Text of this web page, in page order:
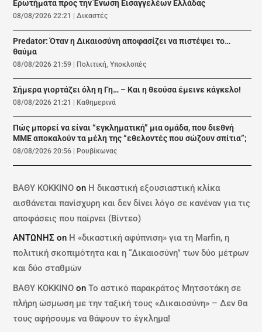
Ερωτήματα προς την Ένωση Εισαγγελέων Ελλάδας
08/08/2026 22:21 |Δικαστές
Predator: Όταν η Δικαιοσύνη αποφασίζει να πιστέψει το…
θαύμα
08/08/2026 21:59 | Πολιτική ,Υποκλοπές
Σήμερα γιορτάζει όλη η Γη… – Και η θεούσα έμεινε κάγκελο!
08/08/2026 21:21 | Καθημερινά
Πώς μπορεί να είναι “εγκληματική” μια ομάδα, που διεθνή
ΜΜΕ αποκαλούν τα μέλη της “εθελοντές που σώζουν σπίτια”;
08/08/2026 20:56 | Ρουβίκωνας
ΒΑΘΥ ΚΟΚΚΙΝΟ on Η δικαστική εξουσιαστική κλίκα
αισθάνεται πανίσχυρη και δεν δίνει λόγο σε κανέναν για τις
αποφάσεις που παίρνει (Βίντεο)
ΑΝΤΩΝΗΣ on Η «δικαστική αφύπνιση» για τη Marfin, η
πολιτική σκοπιμότητα και η “Δικαιοσύνη” των δύο μέτρων
και δύο σταθμών
ΒΑΘΥ ΚΟΚΚΙΝΟ onΤο αστικό παρακράτος Μητσοτάκη σε
πλήρη ώσμωση με την ταξική τους «Δικαιοσύνη» – Δεν θα
τους αφήσουμε να θάψουν το έγκλημα!